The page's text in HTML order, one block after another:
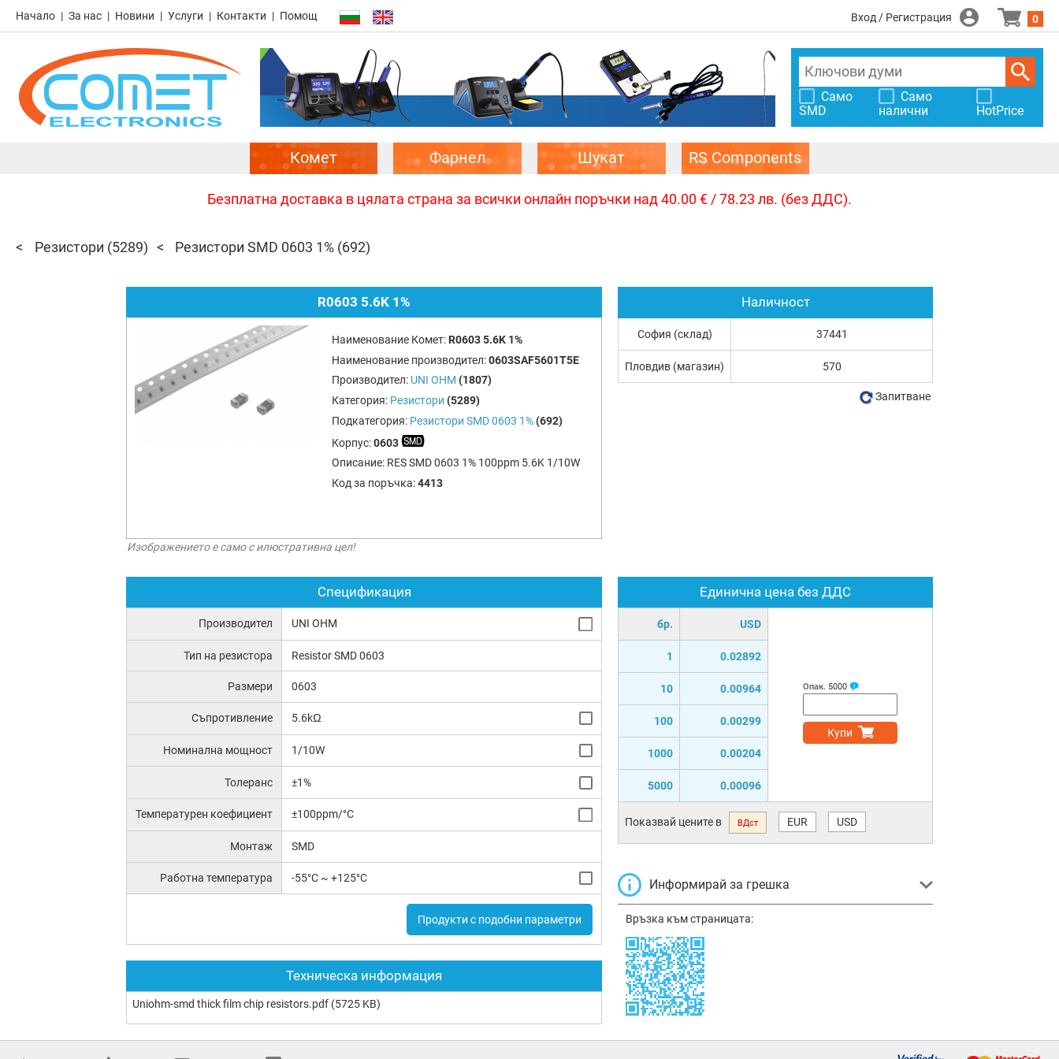
Начало За нас Новини Услуги Контакти Помощ Вход / Регистрация 0
Само
SMD
Само
налични
HotPrice
Комет Фарнел Шукат RS Components
Безплатна доставка в цялата страна за всички онлайн поръчки над 40.00 € / 78.23 лв. (без ДДС).
Резистори (5289) Резистори SMD 0603 1% (692)
R0603 5.6K 1%
Наименование Комет: R0603 5.6K 1%
Наименование производител:0603SAF5601T5E
Производител: UNI OHM (1807)
Категория: Резистори (5289)
Подкатегория: Резистори SMD 0603 1% (692)
Корпус:0603
Описание: RES SMD 0603 1% 100ppm 5.6K 1/10W
Код за поръчка:4413
Изображението е само с илюстративна цел!
Спецификация
Производител UNI OHM
Тип на резистора Resistor SMD 0603
Размери 0603
Съпротивление 5.6kΩ
Номинална мощност 1/10W
Толеранс ±1%
Температурен коефициент ±100ppm/°C
Монтаж SMD
Работна температура -55°C ~ +125°C
Продукти с подобни параметри
Техническа информация
Uniohm-smd thick film chip resistors.pdf (5725 KB)
Единична цена без ДДС
бр. USD
1 0.02892
10 0.00964
100 0.00299
1000 0.00204
5000 0.00096
Опак. 5000
Купи
Показвай цените в ВДст EUR USD
Информирай за грешка
Връзка към страницата:
Наличност
София (склад) 37441
Пловдив (магазин) 570
Запитване